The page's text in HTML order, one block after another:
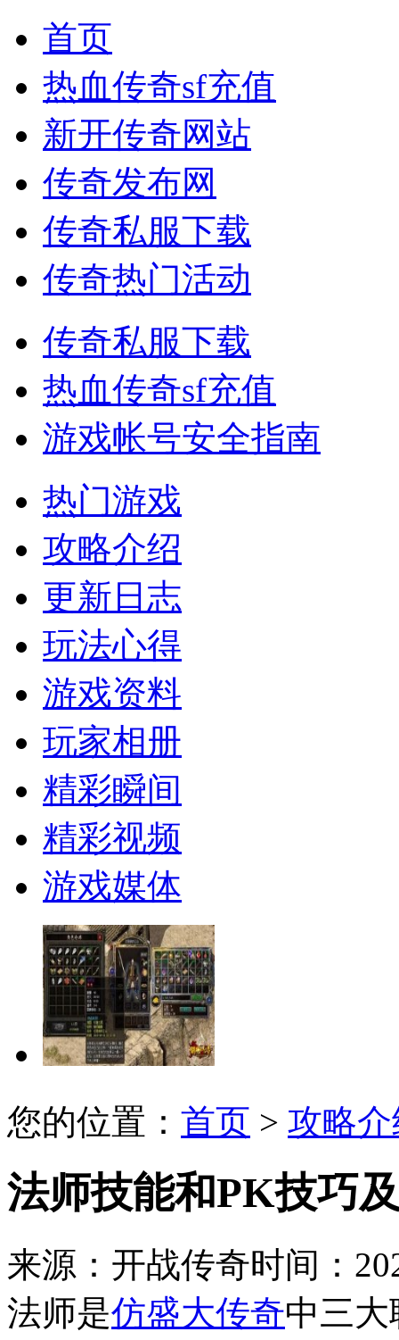
首页
热血传奇sf充值
新开传奇网站
传奇发布网
传奇私服下载
传奇热门活动
传奇私服下载
热血传奇sf充值
游戏帐号安全指南
热门游戏
攻略介绍
更新日志
玩法心得
游戏资料
玩家相册
精彩瞬间
精彩视频
游戏媒体
您的位置： 首页 > 攻略
法师技能和PK技巧
来源：开战传奇时间：
法师是仿盛大传奇中三